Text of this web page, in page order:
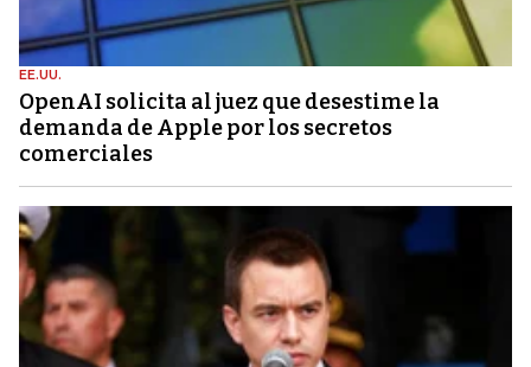
EE.UU.
OpenAI solicita al juez que desestime la
demanda de Apple por los secretos
comerciales